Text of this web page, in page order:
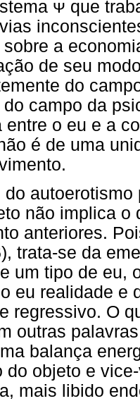
ᴪ que
a
de seu
do
campo da
entre o eu e a
é de uma
do
não implica o
anteriores.
trata-se da
um tipo de eu,
eu realidade e
regressivo. O
outras
balança
do objeto e
mais libido